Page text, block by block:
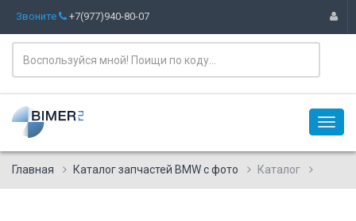
Звоните +7(977)940-80-07
Главная Каталог запчастей BMW с фото Каталог